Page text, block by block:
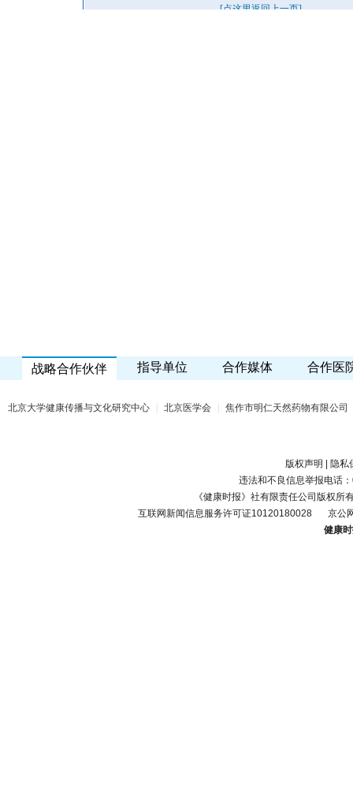
战略合作伙伴 指导单位 合作媒体 合作医
北京大学健康传播与文化研究中心 北京医学会 焦作市明仁天然药物有限公司
版权声明
隐私
违法和不良信息举报电话
《健康时报》社有限责任公司版权所
互联网新闻信息服务许可证10120180028
京公
健康